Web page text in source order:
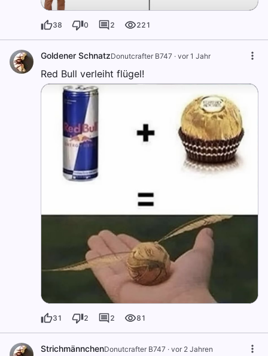
38 0 2 221
Goldener SchnatzDonutcrafter B747 · vor 1 Jahr
Red Bull verleiht flügel!
31 2 2 81
StrichmännchenDonutcrafter B747 · vor 2 Jahren